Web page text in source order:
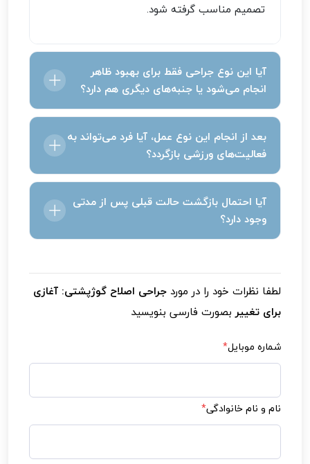
تصمیم مناسب گرفته شود.
آیا این نوع جراحی فقط برای بهبود ظاهر
انجام می‌شود یا جنبه‌های دیگری هم دارد؟
در کنار بهبود نمای بدن، این نوع درمان می‌تواند از
بروز مشکلات عملکردی در آینده جلوگیری کند؛ مانند
اندام‌های داخلی.
بعد از انجام این نوع عمل، آیا فرد می‌تواند به
فعالیت‌های ورزشی بازگردد؟
بله، اما با گذر از دوره بهبودی و با نظارت تخصصی.
حتی برخی فعالیت‌ها مانند شنا یا تمرینات کششی
آیا احتمال بازگشت حالت قبلی پس از مدتی
وجود دارد؟
شده و شیوه صحیح نشستن و ایستادن رعایت
شود، احتمال بازگشت بسیار کاهش می‌یابد.
بی‌توجهی به توصیه‌های پزشکی، عامل اصلی
لطفا نظرات خود را در مورد جراحی اصلاح گوژپشتی: آغازی
برای تغییر بصورت فارسی بنویسید
شماره موبایل*
نام و نام خانوادگی*